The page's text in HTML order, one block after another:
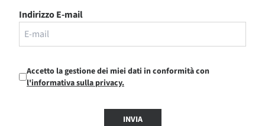
Indirizzo E-mail
Accetto la gestione dei miei dati in conformità con
l'informativa sulla privacy.
INVIA